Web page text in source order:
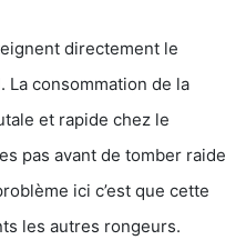
directement le
La consommation de la
et rapide chez le
pas avant de tomber raide
ici c’est que cette
les autres rongeurs.